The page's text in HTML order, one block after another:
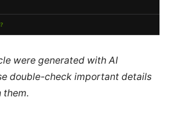
were generated with AI
double-check important details
them.